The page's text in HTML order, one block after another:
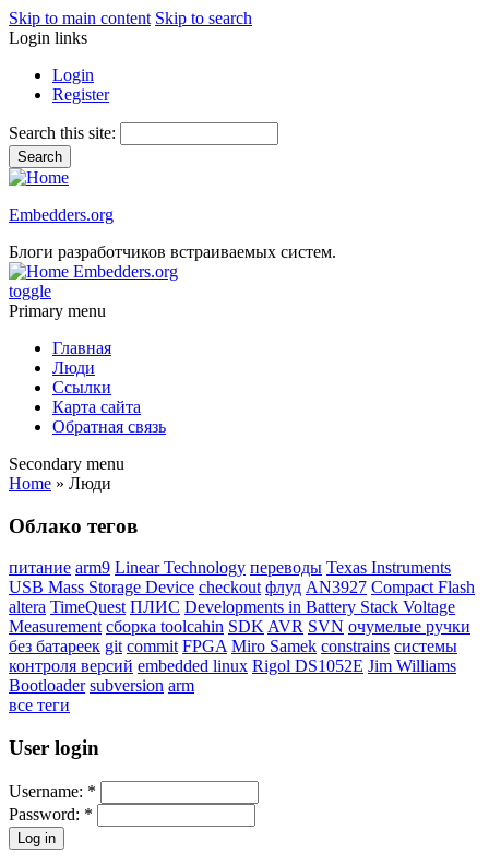
Skip to main content Skip to search
Login links
Login
Register
Search this site:
Embedders.org
Блоги разработчиков встраиваемых систем.
Embedders.org
toggle
Primary menu
Главная
Люди
Ссылки
Карта сайта
Обратная связь
Secondary menu
Home » Люди
Облако тегов
питание arm9 Linear Technology переводы Texas Instruments
USB Mass Storage Device checkout флуд AN3927 Compact Flash
altera TimeQuest ПЛИС Developments in Battery Stack Voltage
Measurement сборка toolcahin SDKAVR SVN очумелые ручки
без батареек git commit FPGA Miro Samek constrains системы
контроля версий embedded linux Rigol DS1052E Jim Williams
Bootloader subversion arm
все теги
User login
Username: *
Password: *